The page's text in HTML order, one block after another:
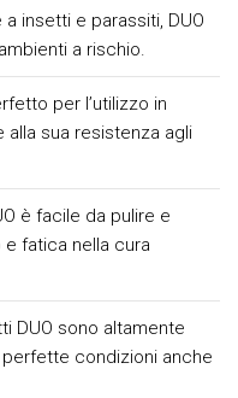
insetti e parassiti, DUO
a rischio.
per l’utilizzo in
sua resistenza agli
è facile da pulire e
fatica nella cura
DUO sono altamente
perfette condizioni anche